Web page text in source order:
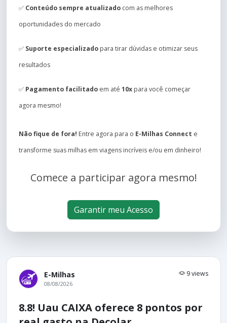
✅ Conteúdo sempre atualizado com as melhores
oportunidades do mercado
✅ Suporte especializado para tirar dúvidas e otimizar seus
resultados
✅ Pagamento facilitado em até 10x para você começar
agora mesmo!
Não fique de fora! Entre agora para o E-Milhas Connect e
transforme suas milhas em viagens incríveis e/ou em dinheiro!
Comece a participar agora mesmo!
Garantir meu Acesso
E-Milhas 9 views
08/08/2026
8.8! Uau CAIXA oferece 8 pontos por